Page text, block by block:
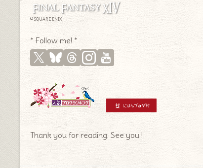
© SQUARE ENIX
* Follow me! *
Thank you for reading. See you !